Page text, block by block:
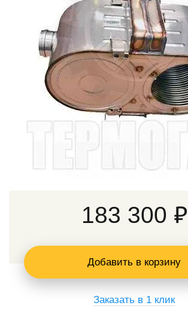
183 300 ₽
Добавить в корзину
Заказать в 1 клик